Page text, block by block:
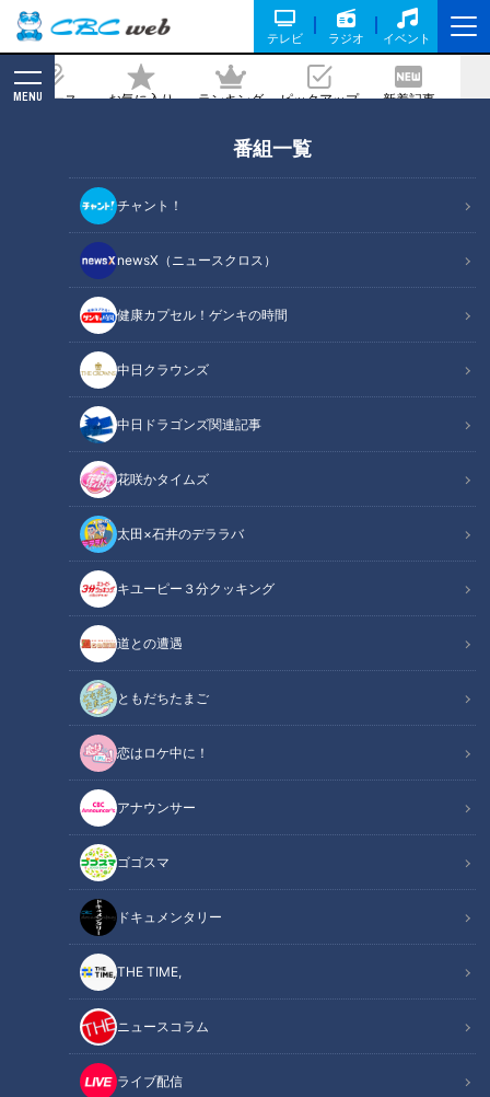
テレビ ラジオ イベント
ニュース お気に入り ランキング ピックアップ 新着記事
MENU
番組一覧
チャント！
newsX（ニュースクロス）
健康カプセル！ゲンキの時間
中日クラウンズ
中日ドラゴンズ関連記事
花咲かタイムズ
太田×石井のデララバ
キユーピー３分クッキング
道との遭遇
ともだちたまご
恋はロケ中に！
アナウンサー
ゴゴスマ
ドキュメンタリー
THE TIME,
ニュースコラム
ライブ配信
午後6時から「Locipo(ロキポ)」「チャ
ント！公式X(@cbc_chant)」にて無料
ライブ配信！約1万発の花火が世界遺産
の夜空を彩ります！
CBCテレビ
この記事の画像（全1枚）
記事に戻る
この記事を見たあなたへのおすすめ